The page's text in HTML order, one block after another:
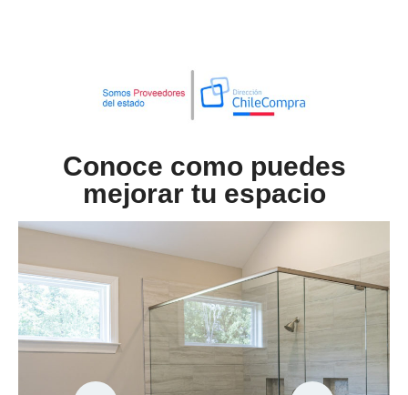
Conoce como puedes
mejorar tu espacio